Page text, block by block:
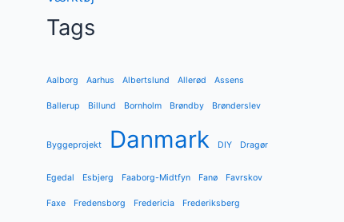
Tags
Aalborg Aarhus Albertslund Allerød Assens
Ballerup Billund Bornholm Brøndby Brønderslev
Byggeprojekt Danmark DIY Dragør
Egedal Esbjerg Faaborg-Midtfyn Fanø Favrskov
Faxe Fredensborg Fredericia Frederiksberg